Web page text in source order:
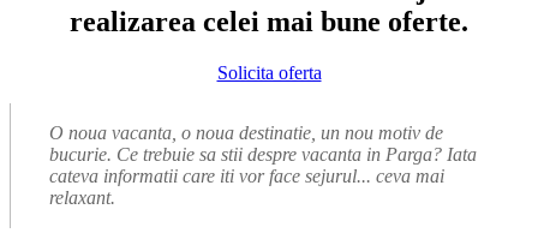
realizarea celei mai bune oferte.
Solicita oferta
O noua vacanta, o noua destinatie, un nou motiv de
bucurie. Ce trebuie sa stii despre vacanta in Parga? Iata
cateva informatii care iti vor face sejurul... ceva mai
relaxant.